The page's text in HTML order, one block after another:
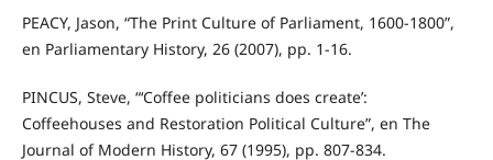
PEACY, Jason, “The Print Culture of Parliament, 1600-1800”,
en Parliamentary History, 26 (2007), pp. 1-16.
PINCUS, Steve, “‘Coffee politicians does create’:
Coffeehouses and Restoration Political Culture”, en The
Journal of Modern History, 67 (1995), pp. 807-834.